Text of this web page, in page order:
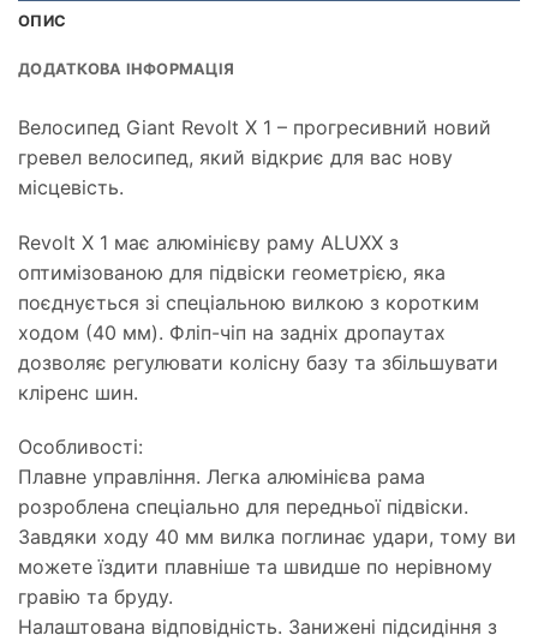
ОПИС
ДОДАТКОВА ІНФОРМАЦІЯ
Велосипед Giant Revolt X 1 – прогресивний новий
гревел велосипед, який відкриє для вас нову
місцевість.
Revolt X 1 має алюмінієву раму ALUXX з
оптимізованою для підвіски геометрією, яка
поєднується зі спеціальною вилкою з коротким
ходом (40 мм). Фліп-чіп на задніх дропаутах
дозволяє регулювати колісну базу та збільшувати
кліренс шин.
Особливості:
Плавне управління. Легка алюмінієва рама
розроблена спеціально для передньої підвіски.
Завдяки ходу 40 мм вилка поглинає удари, тому ви
можете їздити плавніше та швидше по нерівному
гравію та бруду.
Налаштована відповідність. Занижені підсидіння з